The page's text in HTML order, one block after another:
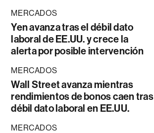
MERCADOS
Yen avanza tras el débil dato
laboral de EE.UU. y crece la
alerta por posible intervención
MERCADOS
Wall Street avanza mientras
rendimientos de bonos caen tras
débil dato laboral en EE.UU.
MERCADOS